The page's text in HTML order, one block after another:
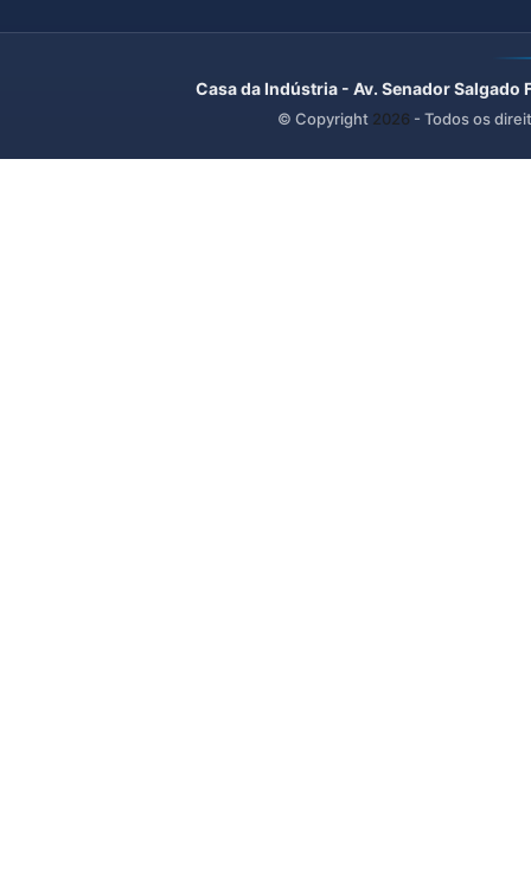
Casa da Indústria - Av. Senador
© Copyright 2026 - Todos os